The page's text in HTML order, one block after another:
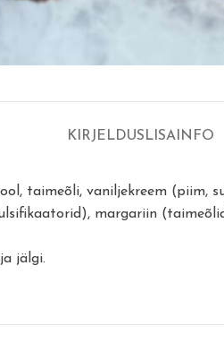
KIRJELDUS LISAINFO
taimeõli, vaniljekreem (piim,
margariin
jälgi.